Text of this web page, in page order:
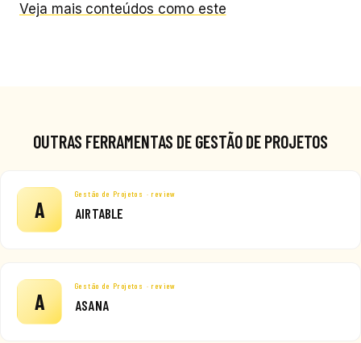
Veja mais conteúdos como este
OUTRAS FERRAMENTAS DE GESTÃO DE PROJETOS
A
Gestão de Projetos · review
AIRTABLE
A
Gestão de Projetos · review
ASANA